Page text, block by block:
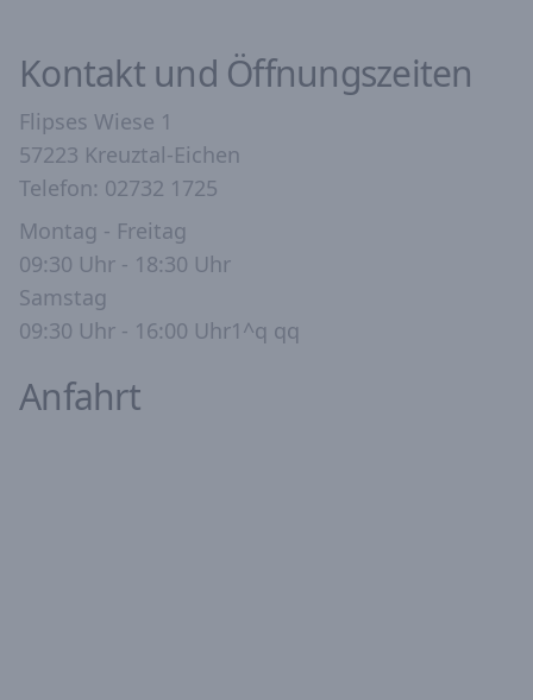
Kontakt und Öffnungszeiten
Flipses Wiese 1
57223 Kreuztal-Eichen
Telefon: 02732 1725
Montag - Freitag
09:30 Uhr - 18:30 Uhr
Samstag
09:30 Uhr - 16:00 Uhr1^q qq
Anfahrt